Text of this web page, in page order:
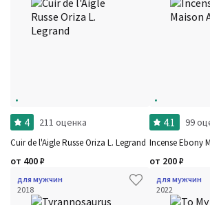
4 211 оценка
Cuir de l'Aigle Russe Oriza L. Legrand
от 400₽
4.1 99
Incense Ebony
от 200₽
для мужчин
2018
для мужчин
2022